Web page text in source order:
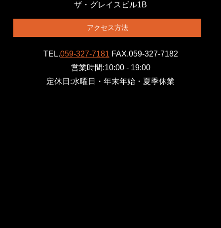
ザ・グレイスビル1B
アクセス方法
TEL.059-327-7181 FAX.059-327-7182
営業時間:10:00 - 19:00
定休日:水曜日・年末年始・夏季休業